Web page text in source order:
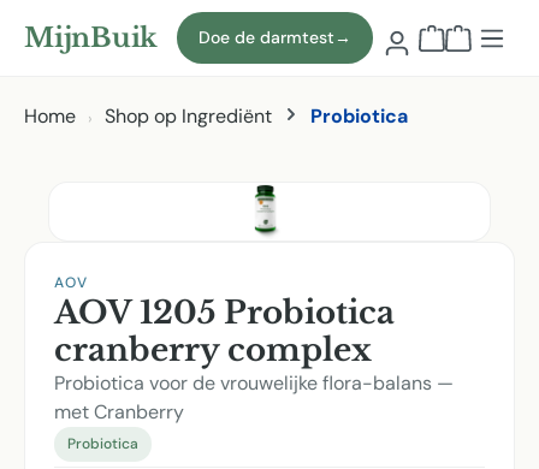
Naar hoofdinhoud
MijnBuik Doe de darmtest→
Home Shop op Ingrediënt Probiotica
AOV
AOV 1205 Probiotica
cranberry complex
Probiotica voor de vrouwelijke flora-balans —
met Cranberry
Probiotica